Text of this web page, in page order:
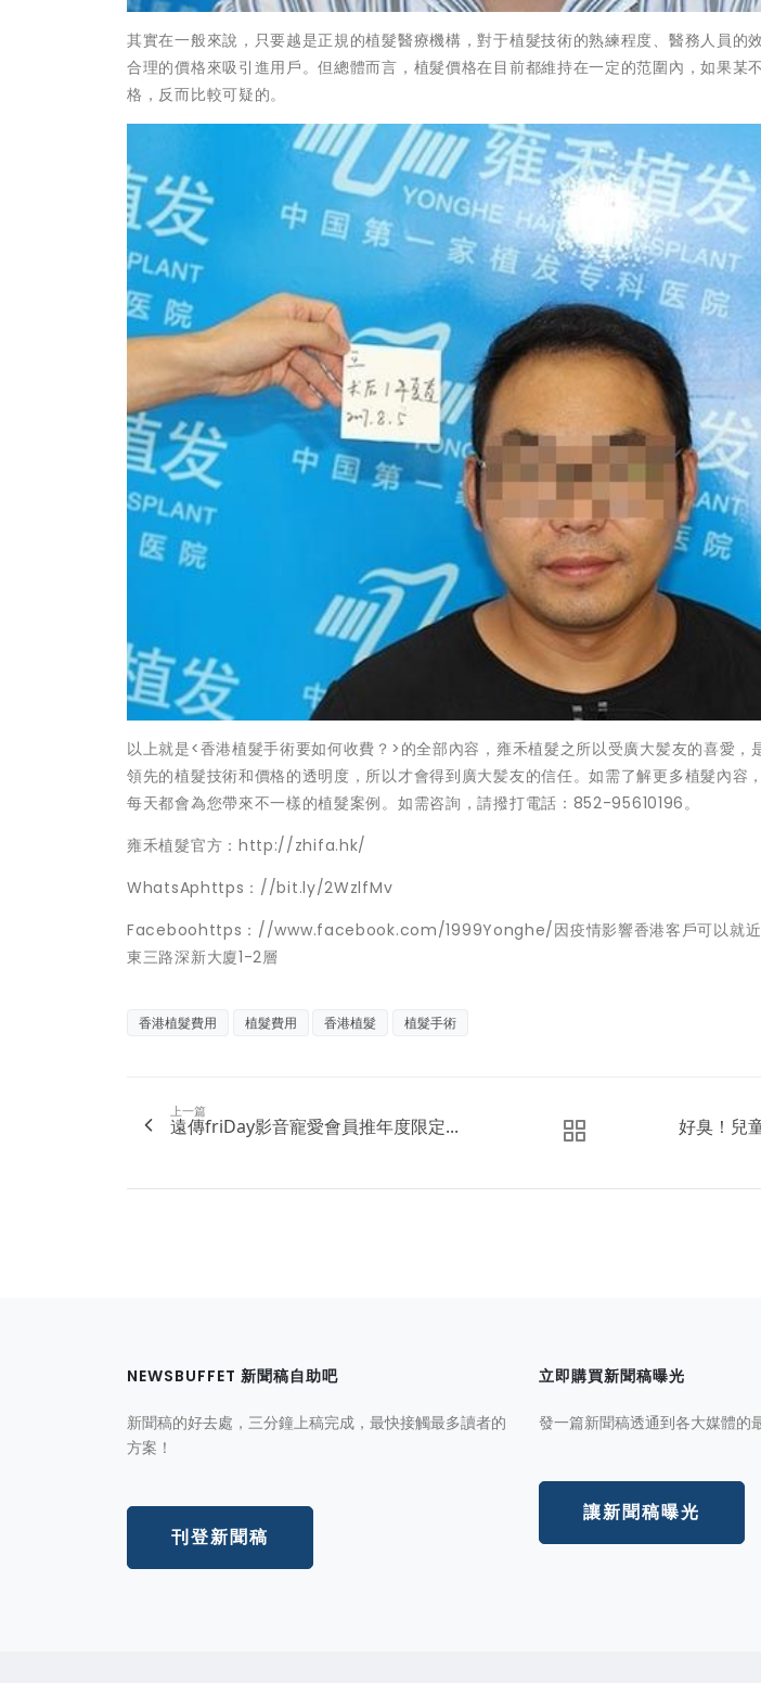
其實在一般來說，只要越是正規的植髮醫療機構，對于植髮技術的熟練程度、醫務人員的
合理的價格來吸引進用戶。但總體而言，植髮價格在目前都維持在一定的范圍內，如果某
格，反而比較可疑的。
以上就是<香港植髮手術要如何收費？>的全部內容，雍禾植髮之所以受廣大髪友的喜愛，
領先的植髮技術和價格的透明度，所以才會得到廣大髪友的信任。如需了解更多植髮內容
每天都會為您帶來不一樣的植髮案例。如需咨詢，請撥打電話：852-95610196。
雍禾植髮官方：http://zhifa.hk/
WhatsAphttps：//bit.ly/2WzlfMv
Faceboohttps：//www.facebook.com/1999Yonghe/因疫情影響香港客戶可以就近
東三路深新大廈1-2層
香港植髮費用 植髮費用 香港植髮 植髮手術
上一篇
遠傳friDay影音寵愛會員推年度限定...
好臭！兒
NEWSBUFFET 新聞稿自助吧
新聞稿的好去處，三分鐘上稿完成，最快接觸最多讀者的
方案！
刊登新聞稿
立即購買新聞稿曝光
發一篇新聞稿透通到各大媒體的
讓新聞稿曝光